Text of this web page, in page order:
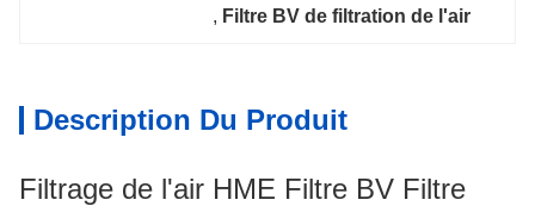
, Filtre BV de filtration de l'air
Description Du Produit
Filtrage de l'air HME Filtre BV Filtre